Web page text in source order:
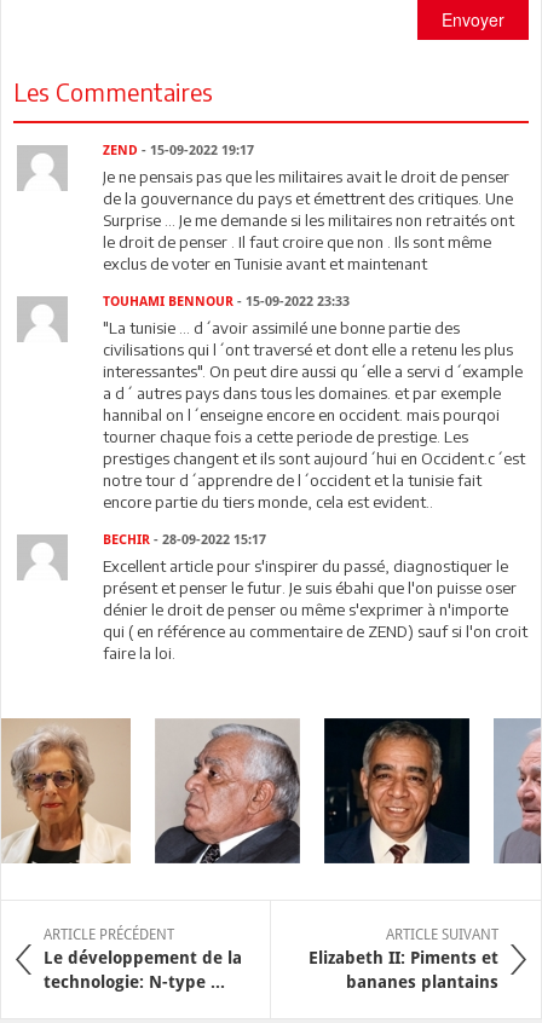
Envoyer
Les Commentaires
ZEND - 15-09-2022 19:17
Je ne pensais pas que les militaires avait le droit de penser
de la gouvernance du pays et émettrent des critiques. Une
Surprise ... Je me demande si les militaires non retraités ont
le droit de penser . Il faut croire que non . Ils sont même
exclus de voter en Tunisie avant et maintenant
TOUHAMI BENNOUR - 15-09-2022 23:33
"La tunisie ... d´avoir assimilé une bonne partie des
civilisations qui l´ont traversé et dont elle a retenu les plus
interessantes". On peut dire aussi qu´elle a servi d´example
a d´ autres pays dans tous les domaines. et par exemple
hannibal on l´enseigne encore en occident. mais pourqoi
tourner chaque fois a cette periode de prestige. Les
prestiges changent et ils sont aujourd´hui en Occident.c´est
notre tour d´apprendre de l´occident et la tunisie fait
encore partie du tiers monde, cela est evident..
BECHIR - 28-09-2022 15:17
Excellent article pour s'inspirer du passé, diagnostiquer le
présent et penser le futur. Je suis ébahi que l'on puisse oser
dénier le droit de penser ou même s'exprimer à n'importe
qui ( en référence au commentaire de ZEND) sauf si l'on croit
faire la loi.
ARTICLE PRÉCÉDENT
Le développement de la
technologie: N-type ...
ARTICLE SUIVANT
Elizabeth II: Piments et
bananes plantains